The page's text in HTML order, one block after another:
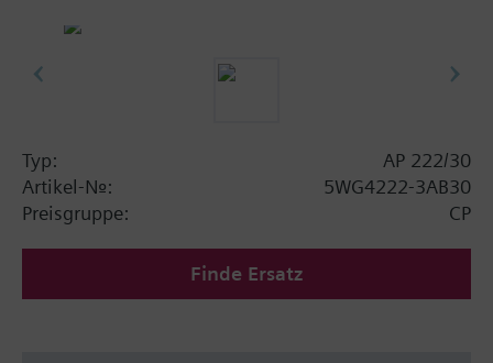
Typ:
AP 222/30
Artikel-Nr.:
5WG4222-3AB30
Preisgruppe:
CP
Finde Ersatz